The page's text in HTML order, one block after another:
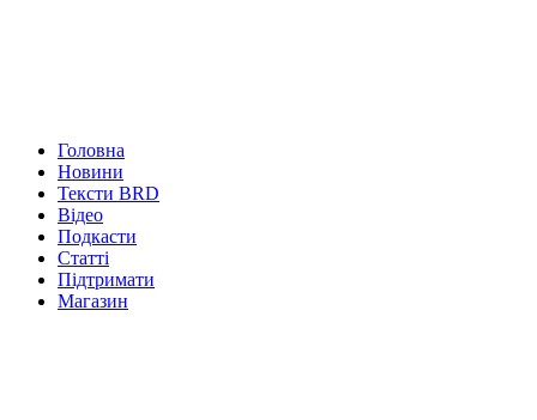
Головна
Новини
Тексти BRD
Відео
Подкасти
Статті
Підтримати
Магазин